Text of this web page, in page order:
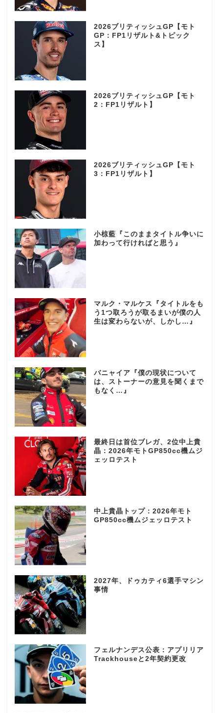
2026ブリティッシュGP【モト
GP：FP1リザルト&トピック
ス】
2026ブリティッシュGP【モト
2：FP1リザルト】
2026ブリティッシュGP【モト
3：FP1リザルト】
小椋藍『このままタイトル争いに
加わって行ければと思う』
マルク・マルケス『タイトルをも
う1つ取ろうが取るまいが僕の人
生は変わらないが、しかし…』
バニャイア『僕の現状について
は、ストーナーの意見を聞くまで
もなく…』
最終日は首位ブレガ、2位中上貴
晶：2026年モトGP850cc機ムジ
ェッロテスト
中上貴晶トップ：2026年モト
GP850cc機ムジェッロテスト
2027年、ドゥカティ6選手マシン
事情
フェルナンデス公表：アプリリア
Trackhouseと2年契約更改